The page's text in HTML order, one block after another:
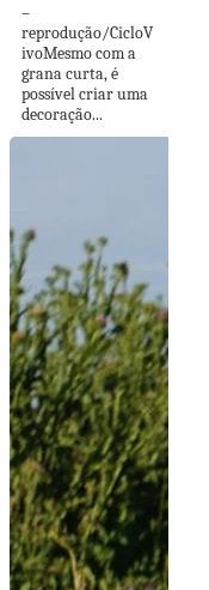
–
reprodução/CicloV
ivoMesmo com a
grana curta, é
possível criar uma
decoração...